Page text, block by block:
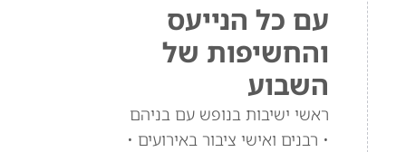
עם כל הנייעס
והחשיפות של
השבוע
ראשי ישיבות בנופש עם בניהם
• רבנים ואישי ציבור באירועים •